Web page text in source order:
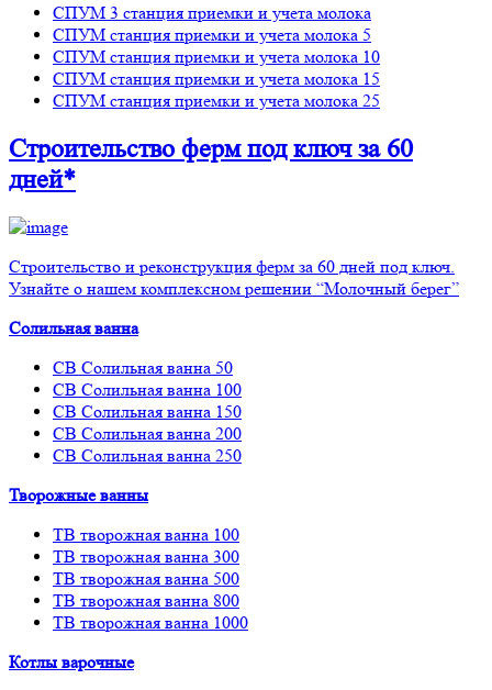
СПУМ 3 станция приемки и учета молока
СПУМ станция приемки и учета молока 5
СПУМ станция приемки и учета молока 10
СПУМ станция приемки и учета молока 15
СПУМ станция приемки и учета молока 25
Строительство фермпод ключ за 60
дней*
Строительство и реконструкция ферм за 60 дней под ключ.
Узнайте о нашем комплексном решении “Молочный берег”
Солильная ванна
СВ Солильная ванна 50
СВ Солильная ванна 100
СВ Солильная ванна 150
СВ Солильная ванна 200
СВ Солильная ванна 250
Творожные ванны
ТВ творожная ванна 100
ТВ творожная ванна 300
ТВ творожная ванна 500
ТВ творожная ванна 800
ТВ творожная ванна 1000
Котлы варочные